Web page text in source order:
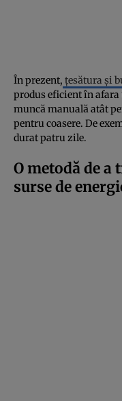
În prezent, țesătura și
produs eficient în afara
muncă manuală atât
pentru coasere. De
durat patru zile.
O metodă de
surse de